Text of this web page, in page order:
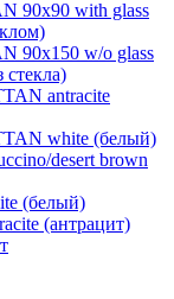
90х90 with glass
90х150 w/o glass
стекла)
antracite
white (белый)
desert brown
(белый)
(антрацит)